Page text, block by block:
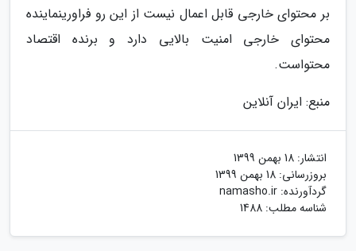
بر محتوای خارجی قابل اعمال نیست از این رو فراورینماینده
محتوای خارجی امنیت بالایی دارد و برنده اقتصاد
محتواست.
منبع: ایران آنلاین
انتشار: 18 بهمن 1399
بروزرسانی: 18 بهمن 1399
گردآورنده: namasho.ir
شناسه مطلب: 1488